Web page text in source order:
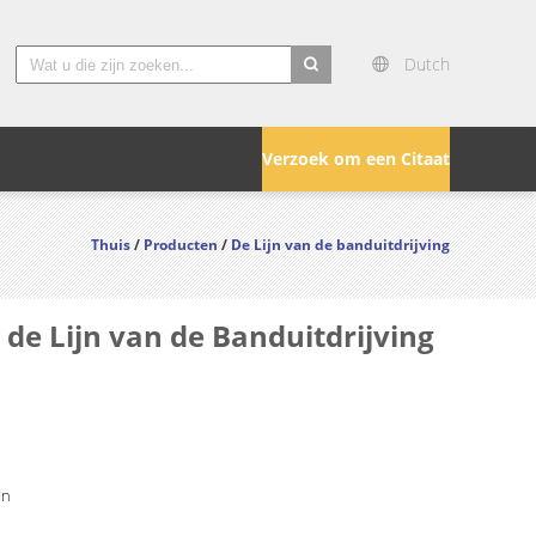
Dutch
Verzoek om een Citaat
Thuis/Producten/De Lijn van de banduitdrijving
Lijn van de Banduitdrijving